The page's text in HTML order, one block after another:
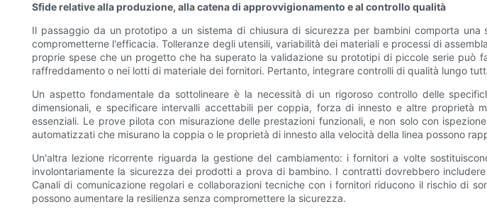
Sfide relative alla produzione, alla catena di approvvigionamento e al controllo qualità
Il passaggio da un prototipo a un sistema di chiusura di sicurezza per bambini comporta
comprometterne l'efficacia. Tolleranze degli utensili, variabilità dei materiali e processi di
proprie spese che un progetto che ha superato la validazione su prototipi di piccole serie
raffreddamento o nei lotti di materiale dei fornitori. Pertanto, integrare controlli di qualità lungo
Un aspetto fondamentale da sottolineare è la necessità di un rigoroso controllo delle
dimensionali, e specificare intervalli accettabili per coppia, forza di innesto e altre proprietà
essenziali. Le prove pilota con misurazione delle prestazioni funzionali, e non solo con
automatizzati che misurano la coppia o le proprietà di innesto alla velocità della linea possono
Un'altra lezione ricorrente riguarda la gestione del cambiamento: i fornitori a volte
involontariamente la sicurezza dei prodotti a prova di bambino. I contratti dovrebbero
Canali di comunicazione regolari e collaborazioni tecniche con i fornitori riducono il rischio di
possono aumentare la resilienza senza compromettere la sicurezza.